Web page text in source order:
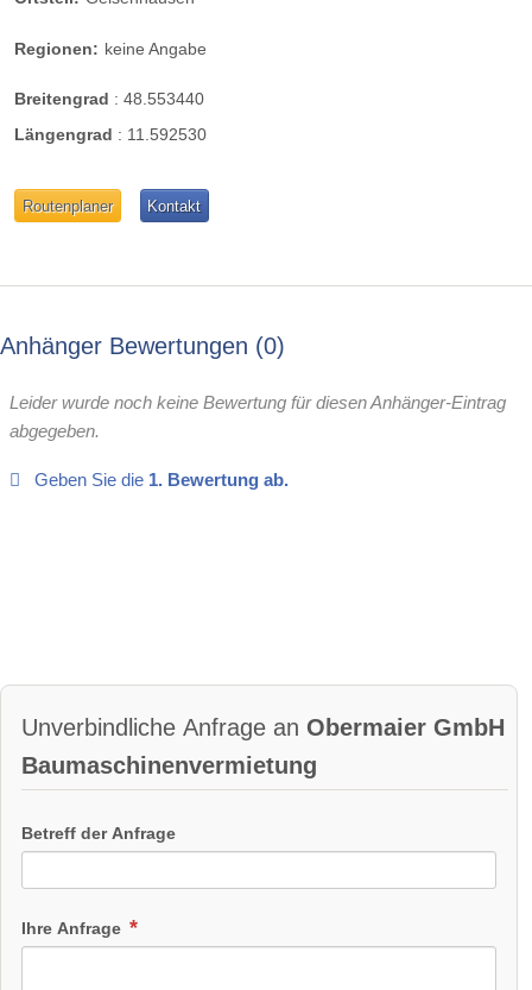
Regionen: keine Angabe
Breitengrad : 48.553440
Längengrad : 11.592530
Routenplaner Kontakt
Anhänger Bewertungen 0
Leider wurde noch keine Bewertung für diesen Anhänger-Eintrag
abgegeben.
Geben Sie die 1. Bewertung ab.
Unverbindliche Anfrage an Obermaier GmbH
Baumaschinenvermietung
Betreff der Anfrage
Ihre Anfrage